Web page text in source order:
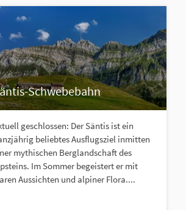
Schwebebahn
geschlossen: Der Säntis ist ein
beliebtes Ausflugsziel inmitten
mythischen Berglandschaft des
Im Sommer begeistert er mit
Aussichten und alpiner Flora....